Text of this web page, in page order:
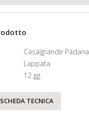
Casalgrande Padana
Lappata
12 gg
TECNICA